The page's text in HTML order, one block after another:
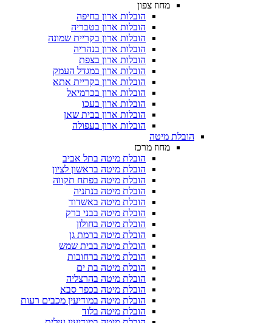
הובלות ארון בחיפה
הובלות ארון בטבריה
הובלות ארון בקריית שמונה
הובלות ארון בנהריה
הובלות ארון בצפת
הובלות ארון במגדל העמק
הובלות ארון בקריית אתא
הובלות ארון בכרמיאל
הובלות ארון בעכו
הובלות ארון בבית שאן
הובלות ארון בעפולה
הובלת מיטה בתל אביב
הובלת מיטה בראשון לציון
הובלת מיטה בפתח תקווה
הובלת מיטה בנתניה
הובלת מיטה באשדוד
הובלת מיטה בבני ברק
הובלת מיטה בחולון
הובלת מיטה ברמת גן
הובלת מיטה בבית שמש
הובלת מיטה ברחובות
הובלת מיטה בת ים
הובלת מיטה בהרצליה
הובלת מיטה בכפר סבא
הובלת מיטה במודיעין מכבים רעות
הובלת מיטה בלוד